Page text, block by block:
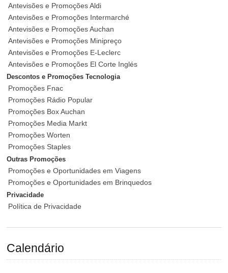
Antevisões e Promoções Aldi
Antevisões e Promoções Intermarché
Antevisões e Promoções Auchan
Antevisões e Promoções Minipreço
Antevisões e Promoções E-Leclerc
Antevisões e Promoções El Corte Inglés
Descontos e Promoções Tecnologia
Promoções Fnac
Promoções Rádio Popular
Promoções Box Auchan
Promoções Media Markt
Promoções Worten
Promoções Staples
Outras Promoções
Promoções e Oportunidades em Viagens
Promoções e Oportunidades em Brinquedos
Privacidade
Política de Privacidade
Calendário